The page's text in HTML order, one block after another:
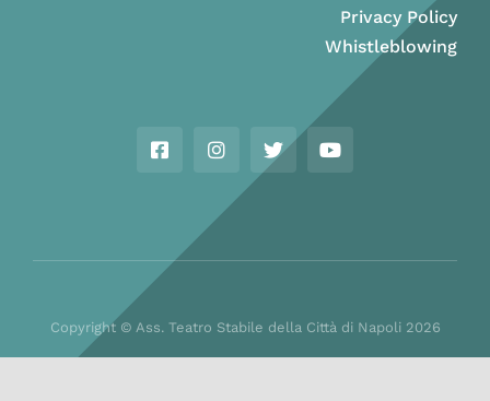
Privacy Policy
Whistleblowing
Copyright © Ass. Teatro Stabile della Città di Napoli 2026